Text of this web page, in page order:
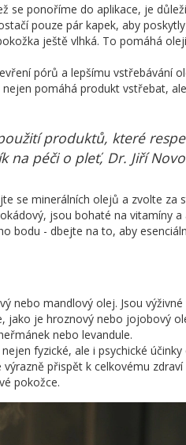
se ponoříme do aplikace, je
pouze pár kapek, aby
ještě vlhká. To pomáhá
pórů a lepšímu vstřebávání
pomáhá produkt vstřebat,
produktů, které
na péči o pleť, Dr. Jiří
se minerálních olejů a zvolte za
jsou bohaté na vitamíny a
bodu - dbejte na to, aby
nebo mandlový olej. Jsou
jako je hroznový nebo jojobový
nebo levandule.
fyzické, ale i psychické účinky
přispět k celkovému zdraví
pokožce.